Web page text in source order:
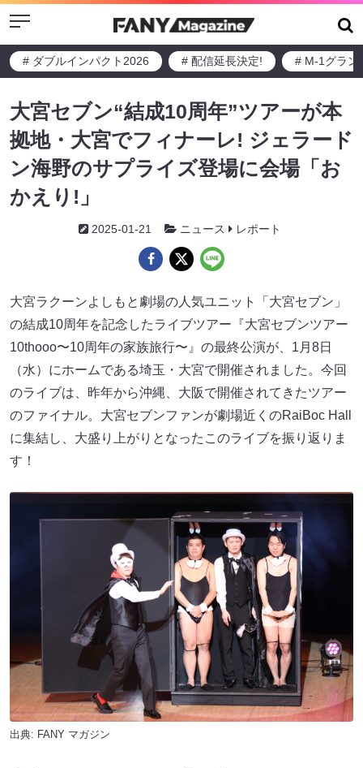
Menu
# ダブルインパクト2026 # 配信延長決定! # M-1グラン
大宮セブン“結成10周年”ツアーが本
拠地・大宮でフィナーレ! ジェラード
ン海野のサプライズ登場に会場「お
かえり!」
2025-01-21 ニュース レポート
大宮ラクーンよしもと劇場の人気ユニット「大宮セブン」
の結成10周年を記念したライブツアー『大宮セブンツアー
10thooo〜10周年の家族旅行〜』の最終公演が、1月8日
（水）にホームである埼玉・大宮で開催されました。今回
のライブは、昨年から沖縄、大阪で開催されてきたツアー
のファイナル。大宮セブンファンが劇場近くのRaiBoc Hall
に集結し、大盛り上がりとなったこのライブを振り返りま
す！
出典: FANY マガジン